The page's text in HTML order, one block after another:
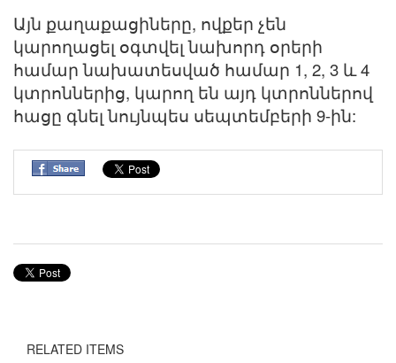
Այն քաղաքացիները, ովքեր չեն
կարողացել օգտվել նախորդ օրերի
համար նախատեսված համար 1, 2, 3 և 4
կտրոններից, կարող են այդ կտրոններով
հացը գնել նույնպես սեպտեմբերի 9-ին:
RELATED ITEMS